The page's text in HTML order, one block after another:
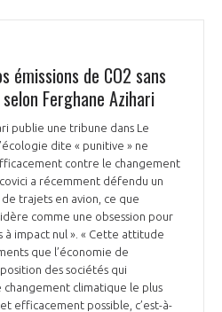
émissions de CO2 sans
Ferghane Azihari
publie une tribune dans Le
dite « punitive » ne
contre le changement
a récemment défendu un
trajets en avion, ce que
comme une obsession pour
à impact nul ». « Cette attitude
que l’économie de
des sociétés qui
climatique le plus
efficacement possible, c’est-à-